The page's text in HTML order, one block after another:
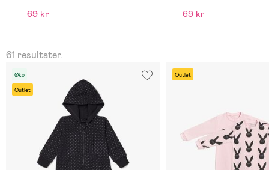
69 kr 69 kr
61 resultater.
Øko
Outlet
Outlet